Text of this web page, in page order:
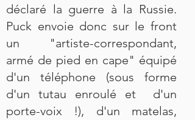
déclaré la guerre à la Russie.
Puck envoie donc sur le front
un "artiste-correspondant,
armé de pied en cape" équipé
d'un téléphone (sous forme
d'un tutau enroulé et d'un
porte-voix !), d'un matelas,